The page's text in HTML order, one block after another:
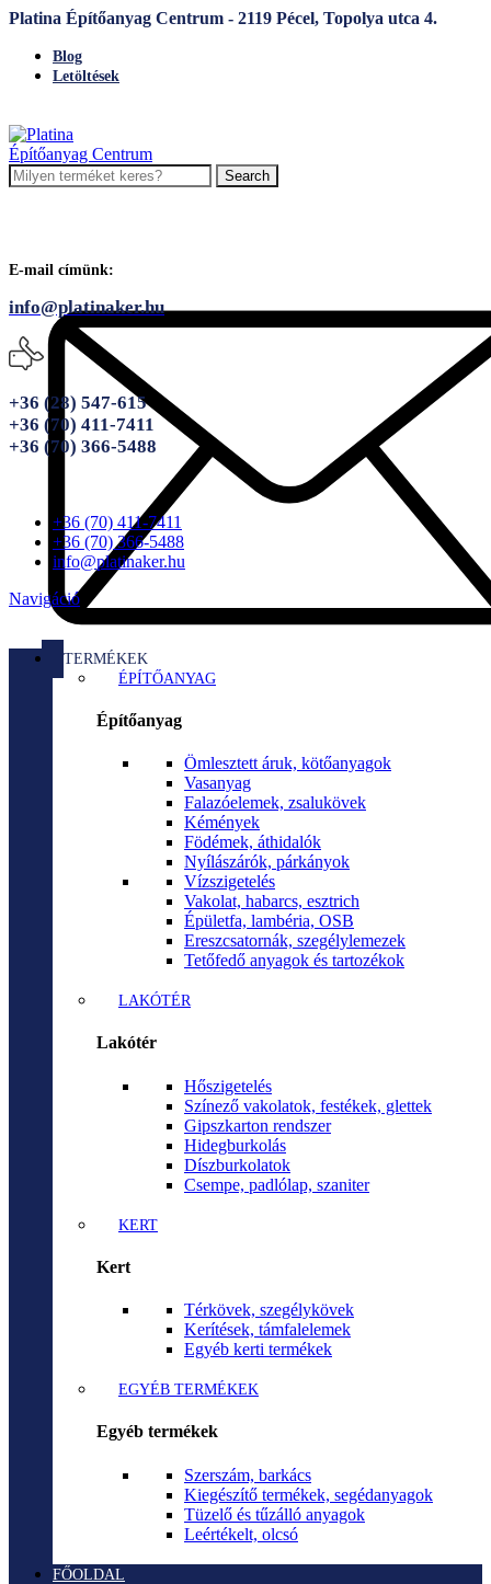
Platina Építőanyag Centrum - 2119 Pécel, Topolya utca 4.
Blog
Letöltések
Search
E-mail címünk:
info@platinaker.hu
+36 (28) 547-615
+36 (70) 411-7411
+36 (70) 366-5488
+36 (70) 411-7411
+36 (70) 366-5488
info@platinaker.hu
Navigáció
TERMÉKEK
ÉPÍTŐANYAG
Építőanyag
Ömlesztett áruk, kötőanyagok
Vasanyag
Falazóelemek, zsalukövek
Kémények
Födémek, áthidalók
Nyílászárók, párkányok
Vízszigetelés
Vakolat, habarcs, esztrich
Épületfa, lambéria, OSB
Ereszcsatornák, szegélylemezek
Tetőfedő anyagok és tartozékok
LAKÓTÉR
Lakótér
Hőszigetelés
Színező vakolatok, festékek, glettek
Gipszkarton rendszer
Hidegburkolás
Díszburkolatok
Csempe, padlólap, szaniter
KERT
Kert
Térkövek, szegélykövek
Kerítések, támfalelemek
Egyéb kerti termékek
EGYÉB TERMÉKEK
Egyéb termékek
Szerszám, barkács
Kiegészítő termékek, segédanyagok
Tüzelő és tűzálló anyagok
Leértékelt, olcsó
FŐOLDAL